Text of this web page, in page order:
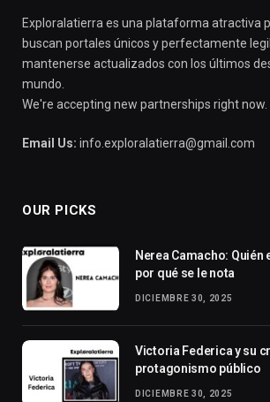
Exploralatierra es una plataforma atractiva
buscan portales únicos y perfectamente
mantenerse actualizados con los últimos
mundo.
We're accepting new partnerships right now.
Email Us: info.exploralatierra@gmail.com
OUR PICKS
Nerea Camacho:
por qué se le nota
DICIEMBRE 30, 2025
Victoria Federica y su
protagonismo público
DICIEMBRE 30, 2025